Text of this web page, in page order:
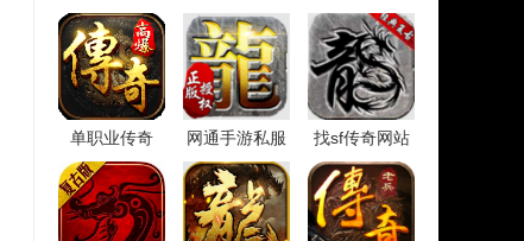
单职业传奇 网通手游私服 找sf传奇网站